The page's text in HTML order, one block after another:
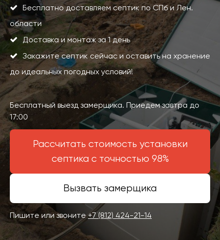
Бесплатно доставляем септик по СПб и Лен.
области
Доставка и монтаж за 1 день
Закажите септик сейчас и оставить на хранение
до идеальных погодных условий!
Бесплатный выезд замерщика. Приедем завтра до
17:00
Рассчитать стоимость установки
септика с точностью 98%
Вызвать замерщика
Пишите или звоните+7 (812) 424-21-14